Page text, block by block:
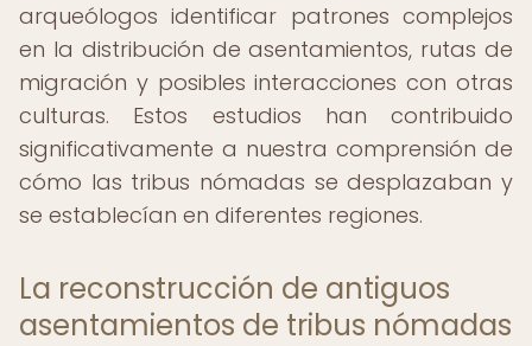
arqueólogos identificar patrones complejos
en la distribución de asentamientos, rutas de
migración y posibles interacciones con otras
culturas. Estos estudios han contribuido
significativamente a nuestra comprensión de
cómo las tribus nómadas se desplazaban y
se establecían en diferentes regiones.
La reconstrucción de antiguos
asentamientos de tribus nómadas